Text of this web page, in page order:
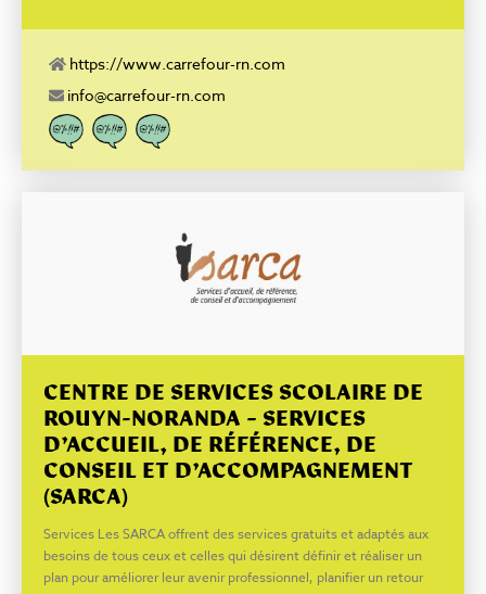
https://www.carrefour-rn.com
info@carrefour-rn.com
CENTRE DE SERVICES SCOLAIRE DE
ROUYN-NORANDA – SERVICES
D’ACCUEIL, DE RÉFÉRENCE, DE
CONSEIL ET D’ACCOMPAGNEMENT
(SARCA)
Services Les SARCA offrent des services gratuits et adaptés aux
besoins de tous ceux et celles qui désirent définir et réaliser un
plan pour améliorer leur avenir professionnel, planifier un retour